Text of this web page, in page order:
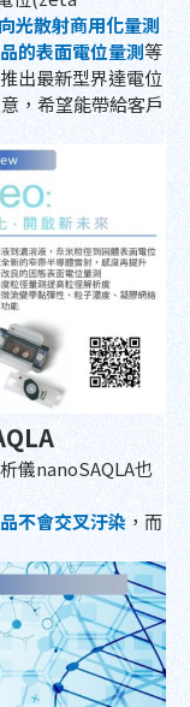
光散射商用化量測
的表面電位量測等
出最新型界達電位
，希望能帶給客戶
儀nanoSAQLA也
不會交叉汙染 ，而